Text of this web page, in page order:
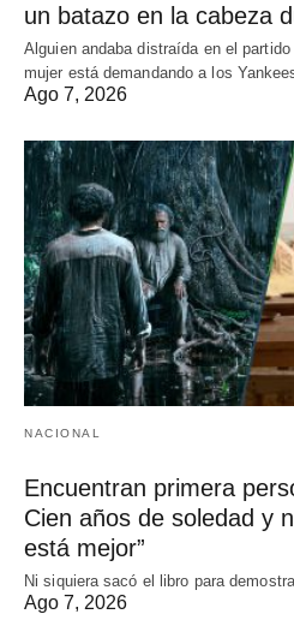
un batazo en la cabeza
Alguien andaba distraída en el
mujer está demandando a los
Ago 7, 2026
NACIONAL
Encuentran primera
Cien años de soledad y
está mejor”
Ni siquiera sacó el libro para
Ago 7, 2026